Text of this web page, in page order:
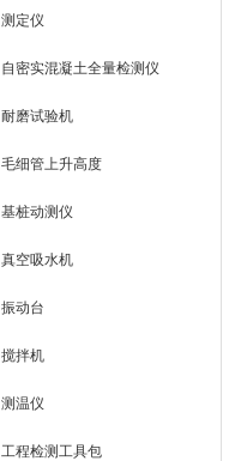
测定仪
自密实混凝土全量检测仪
耐磨试验机
毛细管上升高度
基桩动测仪
真空吸水机
振动台
搅拌机
测温仪
工程检测工具包